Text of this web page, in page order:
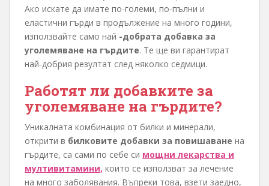
Ако искате да имате по-големи, по-пълни и
еластични гърди в продължение на много години,
използвайте само най -добрата добавка за
уголемяване на гърдите. Те ще ви гарантират
най-добрия резултат след няколко седмици.
Работят ли добавките за
уголемяване на гърдите?
Уникалната комбинация от билки и минерали,
открити в билковите добавки за повишаване на
гърдите, са сами по себе си мощни лекарства и
мултивитамини, които се използват за лечение
на много заболявания. Въпреки това, взети заедно,